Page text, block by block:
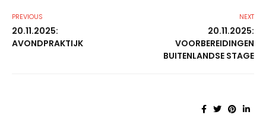
PREVIOUS
20.11.2025:
AVONDPRAKTIJK
NEXT
20.11.2025:
VOORBEREIDINGEN
BUITENLANDSE STAGE